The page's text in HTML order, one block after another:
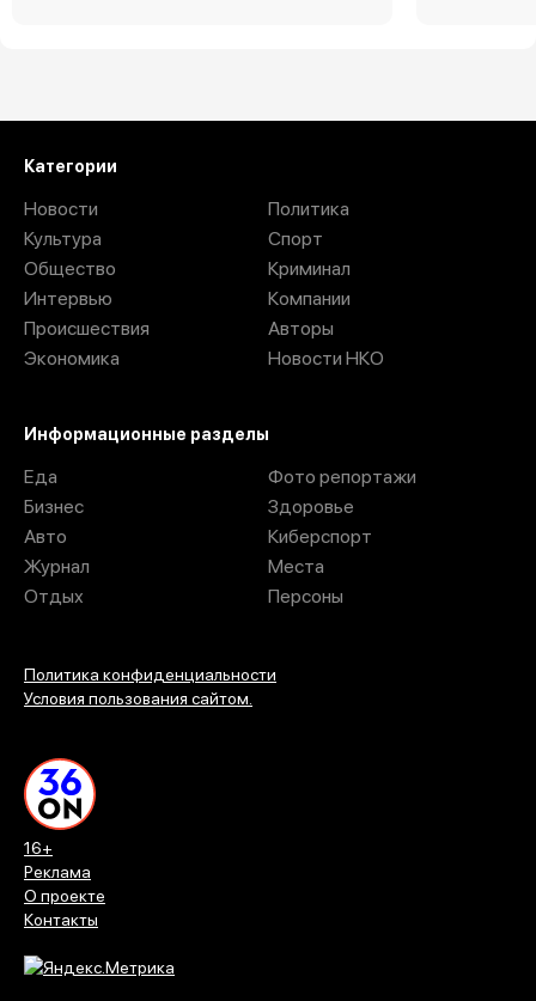
16+
Реклама
О проекте
Контакты
Категории
Новости
Культура
Общество
Интервью
Происшествия
Экономика
Политика
Спорт
Криминал
Компании
Авторы
Новости НКО
Информационные разделы
Еда
Бизнес
Авто
Журнал
Отдых
Фото репортажи
Здоровье
Киберспорт
Места
Персоны
Политика конфиденциальности
Условия пользования сайтом.